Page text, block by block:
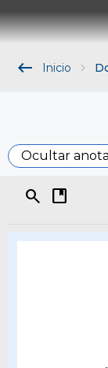
keyboard_backspace Inicio
Ocultar
search developer_guide